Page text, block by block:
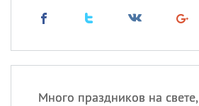
Много праздников на свете,